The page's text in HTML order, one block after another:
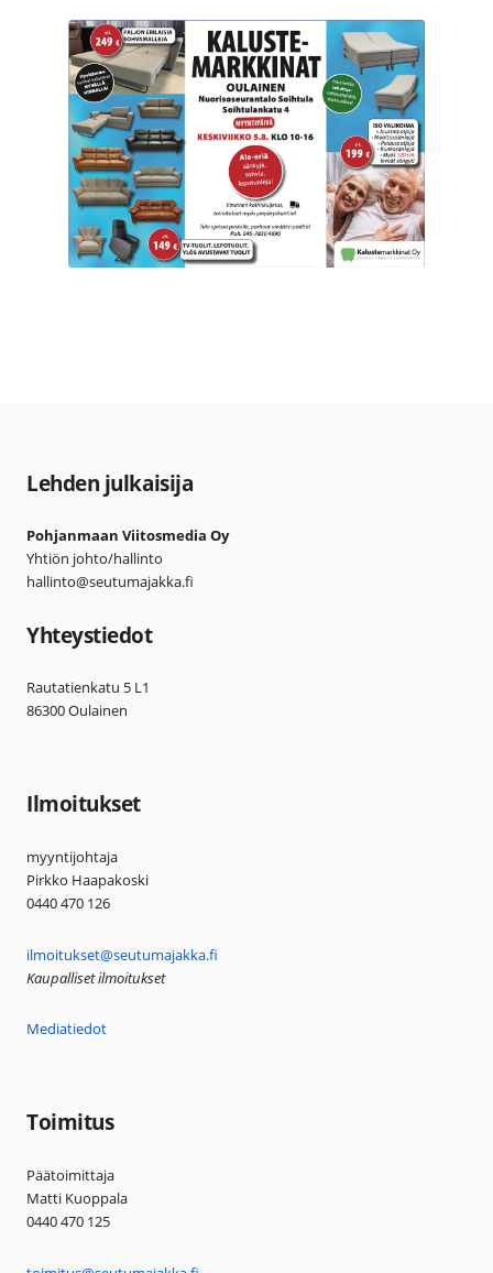
Lehden julkaisija
Pohjanmaan Viitosmedia Oy
Yhtiön johto/hallinto
hallinto@seutumajakka.fi
Yhteystiedot
Rautatienkatu 5 L1
86300 Oulainen
Ilmoitukset
myyntijohtaja
Pirkko Haapakoski
0440 470 126
ilmoitukset@seutumajakka.fi
Kaupalliset ilmoitukset
Mediatiedot
Toimitus
Päätoimittaja
Matti Kuoppala
0440 470 125